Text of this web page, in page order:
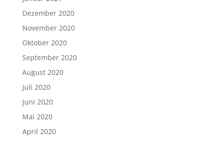
Dezember 2020
November 2020
Oktober 2020
September 2020
August 2020
Juli 2020
Juni 2020
Mai 2020
April 2020